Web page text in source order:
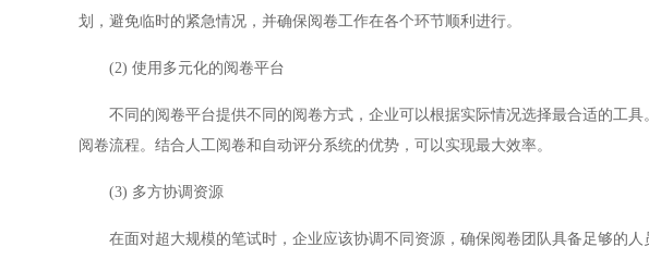
划，避免临时的紧急情况，并确保阅卷工作在各个环节顺利进行。
(2) 使用多元化的阅卷平台
不同的阅卷平台提供不同的阅卷方式，企业可以根据实际情况选择最合适的工具
阅卷流程。结合人工阅卷和自动评分系统的优势，可以实现最大效率。
(3) 多方协调资源
在面对超大规模的笔试时，企业应该协调不同资源，确保阅卷团队具备足够的人